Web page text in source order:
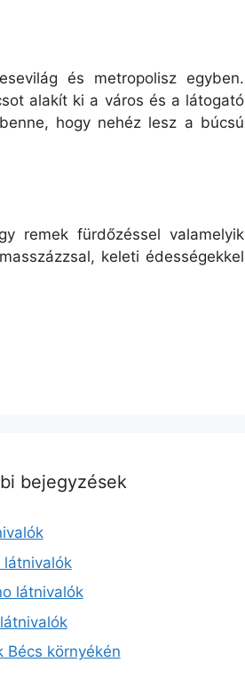
és metropolisz egyben.
alakít ki a város és a látogató
hogy nehéz lesz a búcsú
remek fürdőzéssel valamelyik
keleti édességekkel
bejegyzések
látnivalók
látnivalók
Bécs környékén